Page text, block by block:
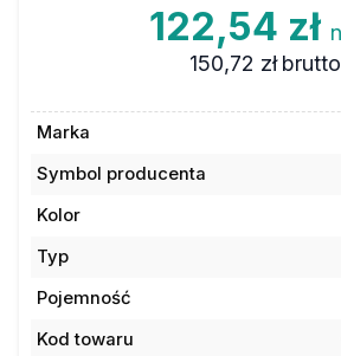
122,54 zł
150,72 zł brutto
Marka
Symbol producenta
Kolor
Typ
Pojemność
Kod towaru